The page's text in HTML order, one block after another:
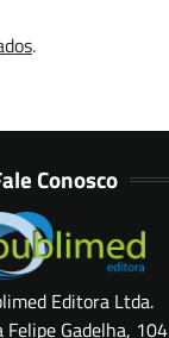
.
Conosco
Editora Ltda.
Felipe Gadelha, 104